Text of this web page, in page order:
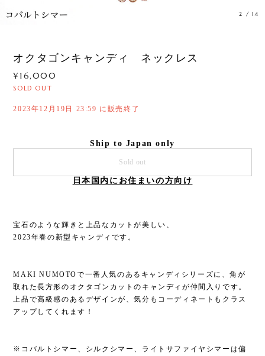
3 / 14
オクタゴンキャンディ ネックレス
¥16,000
SOLD OUT
2023年12月19日 23:59 に販売終了
Ship to Japan only
Sold out
日本国内にお住まいの方向け
宝石のような輝きと上品なカットが美しい、
2023年春の新型キャンディです。
MAKI NUMOTOで一番人気のあるキャンディシリーズに、角が
取れた長方形のオクタゴンカットのキャンディが仲間入りです。
上品で高級感のあるデザインが、気分もコーディネートもクラス
アップしてくれます！
※コバルトシマー、シルクシマー、ライトサファイヤシマーは偏